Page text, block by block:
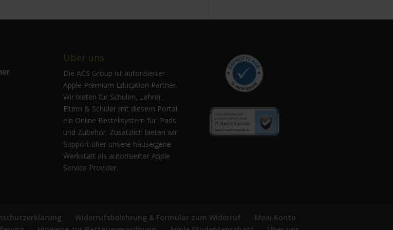
Über uns
Die ACS Group ist autorisierter
Apple Premium Education Partner.
Wir bieten für Schulen, Lehrer,
Eltern & Schüler mit diesem Portal
ein Online Bestellsystem für iPads
und Zubehör. Zusätzlich bieten wir
Support über unsere hauseigene
Werkstatt als autorisierter Apple
Service Provider.
Widerrufsbelehrung & Formular zum Widerruf
Mein Konto